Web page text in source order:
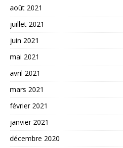
août 2021
juillet 2021
juin 2021
mai 2021
avril 2021
mars 2021
février 2021
janvier 2021
décembre 2020